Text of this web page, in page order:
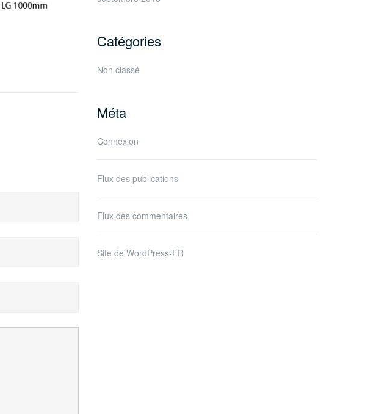
Catégories
Non classé
Méta
Connexion
Flux des publications
Flux des commentaires
Site de WordPress-FR